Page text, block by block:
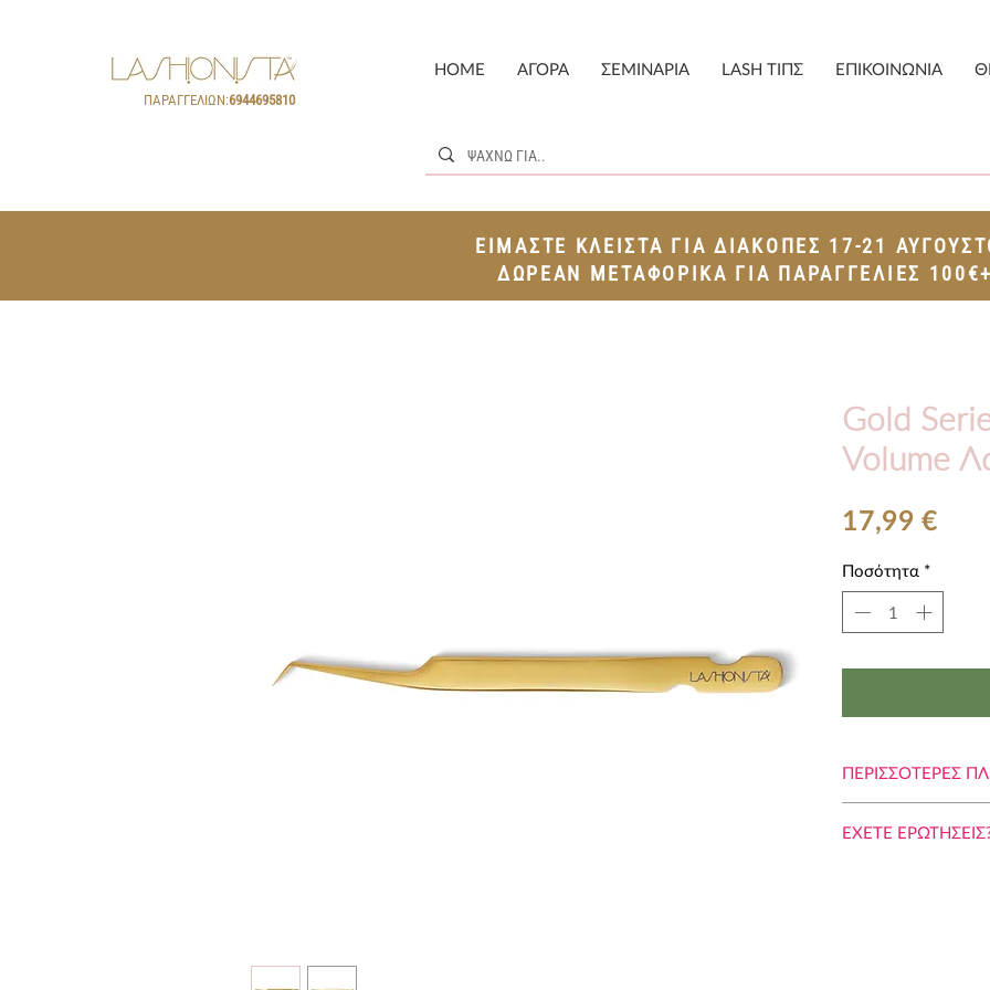
ΠΑΡΑΓΓΕΛΙΩΝ:6944695810
HOME ΑΓΟΡΑ ΣΕΜΙΝΑΡΙΑ LASH ΤΙΠΣ ΕΠΙΚΟΙΝΩΝΙΑ
ΕΙΜΑΣΤΕ ΚΛΕΙΣΤΑ ΓΙΑ ΔΙΑΚΟΠΕΣ 17-21
ΔΩΡΕΑΝ ΜΕΤΑΦΟΡΙΚΑ ΓΙΑ ΠΑΡΑΓΓΕΛΙΕΣ 100€+
Gold
Volume
17,99 €
Ποσότητα *
ΠΕΡΙΣΣΟΤΕΡΕΣ
ΕΧΕΤΕ